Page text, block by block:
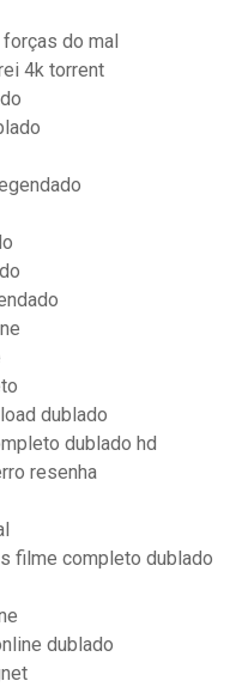
do mal
4k torrent
dublado
dublado hd
resenha
filme completo dublado
dublado